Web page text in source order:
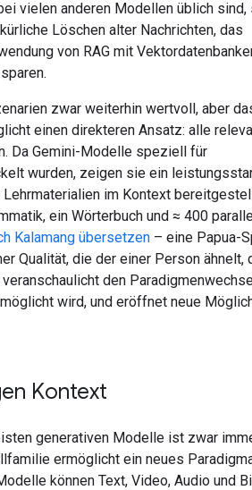
vielen anderen Modellen üblich sind,
Löschen alter Nachrichten, das
von RAG mit
zwar weiterhin wertvoll, aber
einen direkteren Ansatz: alle
Da Gemini-Modelle speziell für
wurden, zeigen sie ein
im Kontext
ein Wörterbuch und ≈ 400
Kalamang übersetzen – eine Papua-
Qualität, die der einer Person ähnelt,
den
wird, und eröffnet neue
Kontext
generativen Modelle ist zwar
ermöglicht ein neues
können Text, Video, Audio und